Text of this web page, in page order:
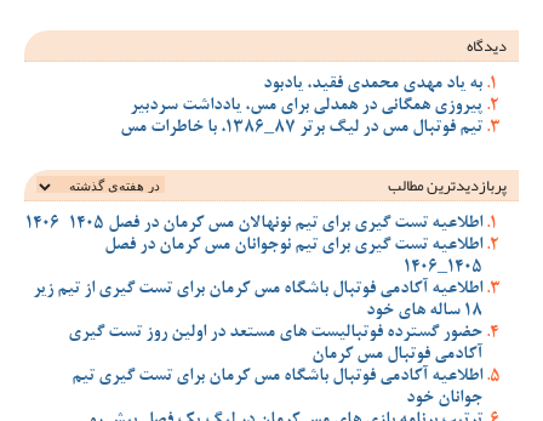
دیدگاه
به یاد مهدی محمدی فقید، یادبود
پیروزی همگانی در همدلی برای مس، یادداشت سردبیر
تیم فوتبال مس در لیگ برتر 87_1386، با خاطرات مس
پربازدیدترین‌ مطالب
اطلاعیه تست گیری برای تیم نونهالان مس کرمان در فصل 1405-1406
اطلاعیه تست گیری برای تیم نوجوانان مس کرمان در فصل
1405_1406
اطلاعیه آکادمی فوتبال باشگاه مس کرمان برای تست گیری از تیم زیر
18 ساله های خود
حضور گسترده فوتبالیست های مستعد در اولین روز تست گیری
آکادمی فوتبال مس کرمان
اطلاعیه آکادمی فوتبال باشگاه مس کرمان برای تست گیری تیم
جوانان خود